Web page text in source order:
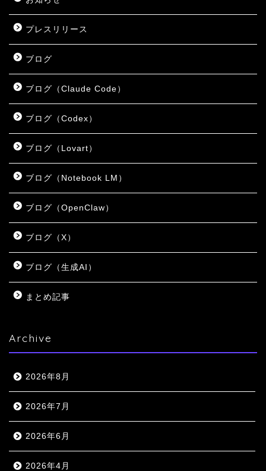
プレスリリース
ブログ
ブログ（Claude Code）
ブログ（Codex）
ブログ（Lovart）
ブログ（Notebook LM）
ブログ（OpenClaw）
ブログ（X）
ブログ（生成AI）
まとめ記事
Archive
2026年8月
2026年7月
2026年6月
2026年4月